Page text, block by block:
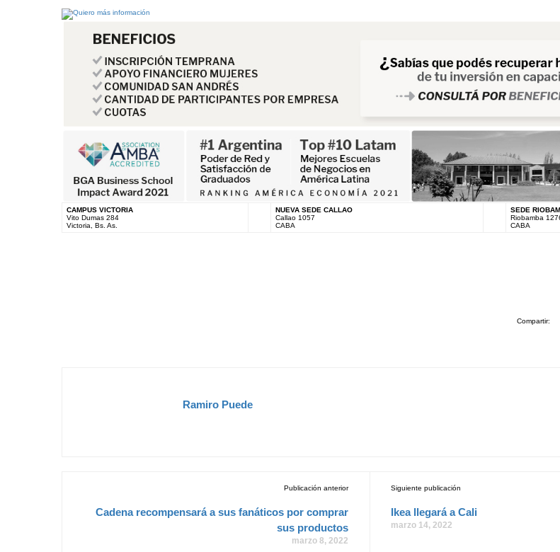
CAMPUS VICTORIA
Vito Dumas 284
Victoria, Bs. As.
NUEVA SEDE CALLAO
Callao 1057
CABA
SEDE
Riobamba
CABA
Compartir:
Ramiro Puede
Publicación anterior
Cadena recompensará a sus fanáticos por comprar
sus productos
marzo 8, 2022
Siguiente publicación
Ikea llegará a Cali
marzo 14, 2022